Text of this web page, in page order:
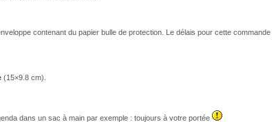
contenant du papier bulle de protection. Le délais pour cette commande
(15×9.8 cm).
dans un sac à main par exemple : toujours à votre portée